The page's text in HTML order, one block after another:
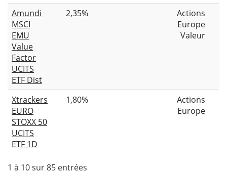
Amundi
MSCI
EMU
Value
Factor
UCITS
ETF Dist
2,35%
Actions
Europe
Valeur
Xtrackers
EURO
STOXX 50
UCITS
ETF 1D
1,80%
Actions
Europe
1 à 10 sur 85 entrées